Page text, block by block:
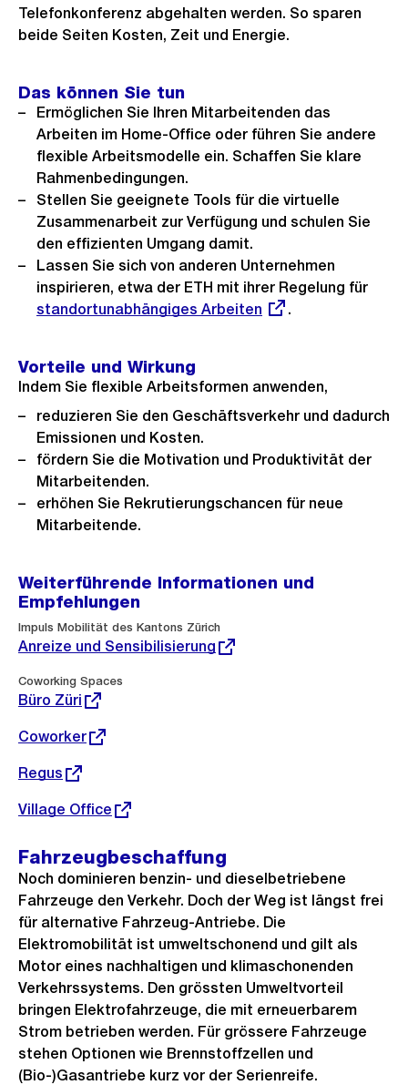
Telefonkonferenz abgehalten werden. So sparen
beide Seiten Kosten, Zeit und Energie.
Das können Sie tun
Ermöglichen Sie Ihren Mitarbeitenden das
Arbeiten im Home-Office oder führen Sie andere
flexible Arbeitsmodelle ein. Schaffen Sie klare
Rahmenbedingungen.
Stellen Sie geeignete Tools für die virtuelle
Zusammenarbeit zur Verfügung und schulen Sie
den effizienten Umgang damit.
Lassen Sie sich von anderen Unternehmen
inspirieren, etwa der ETH mit ihrer Regelung für
standortunabhängiges Arbeiten .
Vorteile und Wirkung
Indem Sie flexible Arbeitsformen anwenden,
reduzieren Sie den Geschäftsverkehr und dadurch
Emissionen und Kosten.
fördern Sie die Motivation und Produktivität der
Mitarbeitenden.
erhöhen Sie Rekrutierungschancen für neue
Mitarbeitende.
Weiterführende Informationen und
Empfehlungen
Impuls Mobilität des Kantons Zürich
Externer
Link:
Anreize und Sensibilisierung
Coworking Spaces
Externer
Link:
Büro Züri
Externer
Coworker
Externer
Regus
Externer
Village Office
Fahrzeugbeschaffung
Noch dominieren benzin- und dieselbetriebene
Fahrzeuge den Verkehr. Doch der Weg ist längst frei
für alternative Fahrzeug-Antriebe. Die
Elektromobilität ist umweltschonend und gilt als
Motor eines nachhaltigen und klimaschonenden
Verkehrssystems. Den grössten Umweltvorteil
bringen Elektrofahrzeuge, die mit erneuerbarem
Strom betrieben werden. Für grössere Fahrzeuge
stehen Optionen wie Brennstoffzellen und
(Bio-)Gasantriebe kurz vor der Serienreife.